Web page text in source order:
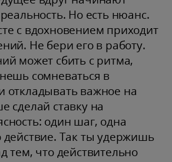
Но есть нюанс.
с вдохновением приходит
Не бери его в работу.
может сбить с ритма,
сомневаться в
откладывать важное на
сделай ставку на
один шаг, одна
Так ты удержишь
тем, что действительно